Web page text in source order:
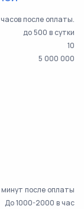
после оплаты.
до 500 в сутки
10
5 000 000
после оплаты
До 1000-2000 в час